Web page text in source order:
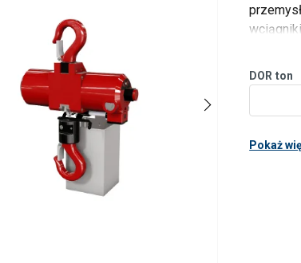
DOR ton
Pokaż
125-250-500C2-DP2E-User-Manual-EN-112025.pdf